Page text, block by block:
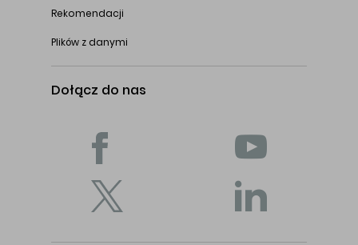
Rekomendacji
Plików z danymi
Dołącz do nas